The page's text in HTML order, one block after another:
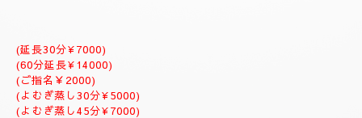
🌈🪻⑥デトックス体質改善トリートメント＆ソルトマッサージト
リートメントコース🪻🌈
全身極上リンパドレナージュトリートメント、リフレクソロジー